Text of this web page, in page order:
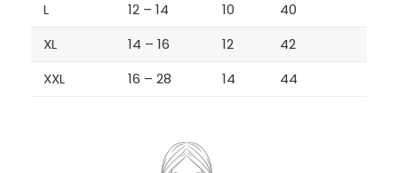
L
12 – 14 10
40
XL
14 – 16 12
42
XXL
16 – 28 14 44